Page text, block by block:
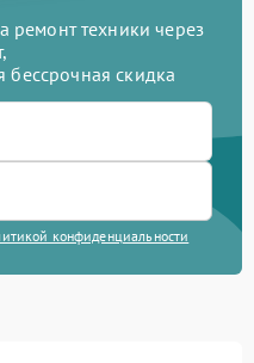
техники через
бессрочная скидка
конфиденциальности